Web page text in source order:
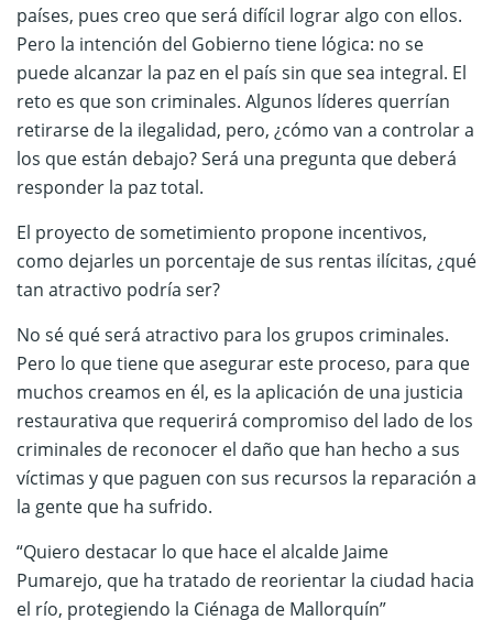
países, pues creo que será difícil lograr algo con ellos.
Pero la intención del Gobierno tiene lógica: no se
puede alcanzar la paz en el país sin que sea integral. El
reto es que son criminales. Algunos líderes querrían
retirarse de la ilegalidad, pero, ¿cómo van a controlar a
los que están debajo? Será una pregunta que deberá
responder la paz total.
El proyecto de sometimiento propone incentivos,
como dejarles un porcentaje de sus rentas ilícitas, ¿qué
tan atractivo podría ser?
No sé qué será atractivo para los grupos criminales.
Pero lo que tiene que asegurar este proceso, para que
muchos creamos en él, es la aplicación de una justicia
restaurativa que requerirá compromiso del lado de los
criminales de reconocer el daño que han hecho a sus
víctimas y que paguen con sus recursos la reparación a
la gente que ha sufrido.
“Quiero destacar lo que hace el alcalde Jaime
Pumarejo, que ha tratado de reorientar la ciudad hacia
el río, protegiendo la Ciénaga de Mallorquín”